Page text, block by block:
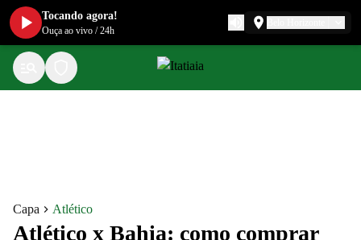
Capa Atlético
Atlético x Bahia: como comprar
Tocando agora!
Ouça ao vivo /24h